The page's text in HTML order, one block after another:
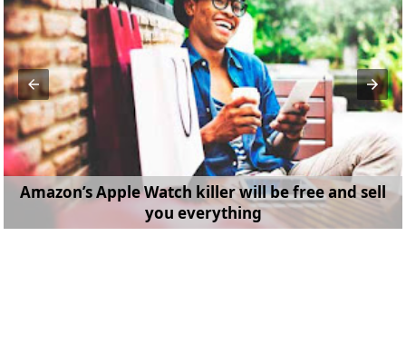
Amazon’s Apple Watch killer will be free and sell
you everything